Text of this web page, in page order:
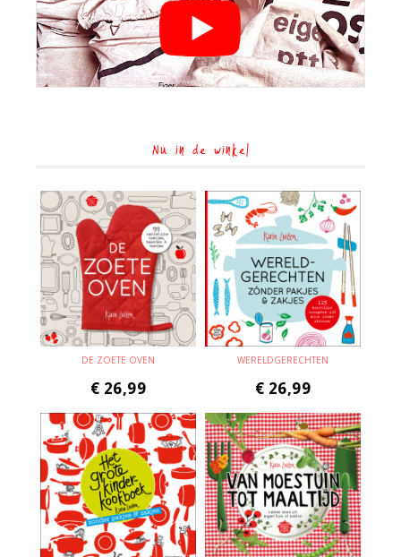
Nu in de winkel
DE ZOETE OVEN
€ 26,99
WERELDGERECHTEN
€ 26,99